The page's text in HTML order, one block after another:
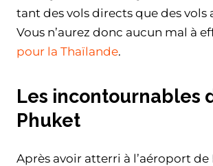
tant des vols directs que des vols
Vous n’aurez donc aucun mal à
pour la Thaïlande.
Les incontournables
Phuket
Après avoir atterri à l’aéroport de